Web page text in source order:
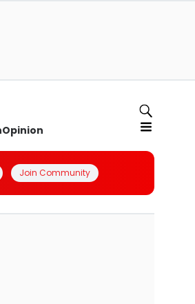
Opinion
Join Community